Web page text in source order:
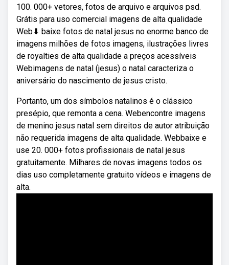
100. 000+ vetores, fotos de arquivo e arquivos psd.
Grátis para uso comercial imagens de alta qualidade
Web⬇ baixe fotos de natal jesus no enorme banco de
imagens milhões de fotos imagens, ilustrações livres
de royalties de alta qualidade a preços acessíveis
Webimagens de natal (jesus) o natal caracteriza o
aniversário do nascimento de jesus cristo.
Portanto, um dos símbolos natalinos é o clássico
presépio, que remonta a cena. Webencontre imagens
de menino jesus natal sem direitos de autor atribuição
não requerida imagens de alta qualidade. Webbaixe e
use 20. 000+ fotos profissionais de natal jesus
gratuitamente. Milhares de novas imagens todos os
dias uso completamente gratuito vídeos e imagens de
alta.